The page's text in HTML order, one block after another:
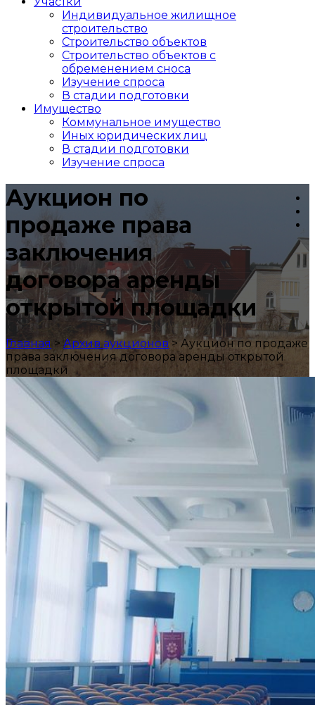
Индивидуальное жилищное
строительство
Строительство объектов
Cтроительство объектов с
обременением сноса
Изучение спроса
В стадии подготовки
Имущество
Коммунальное имущество
Иных юридических лиц
В стадии подготовки
Изучение спроса
Аукцион по
продаже права
заключения
договора аренды
открытой площадки
Главная > Архив аукционов> Аукцион по продаже
права заключения договора аренды открытой
площадки